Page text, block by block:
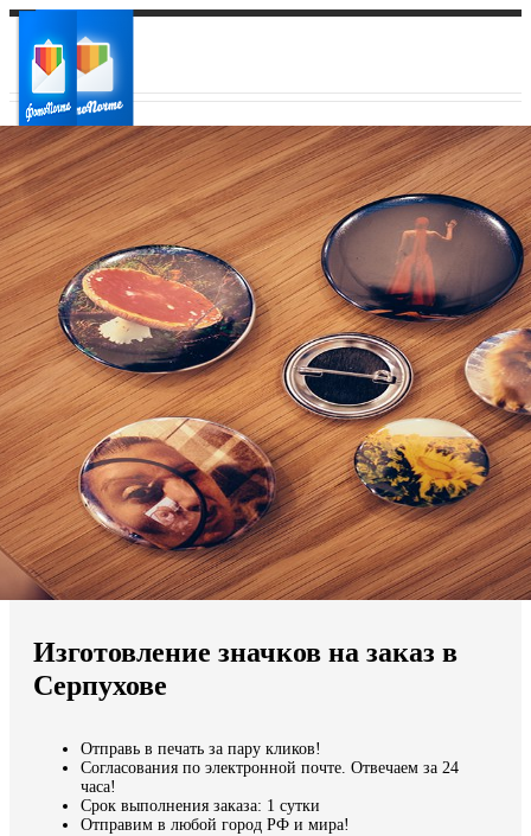
Ваш город:
Ваш регион доставки
Выберите из списка:
Мы доставляем по всему миру
Продолжить без города
Изготовление значков на заказ в
Серпухове
Отправь в печать за пару кликов!
Согласования по электронной почте. Отвечаем за 24
часа!
Срок выполнения заказа: 1 сутки
Отправим в любой город РФ и мира!